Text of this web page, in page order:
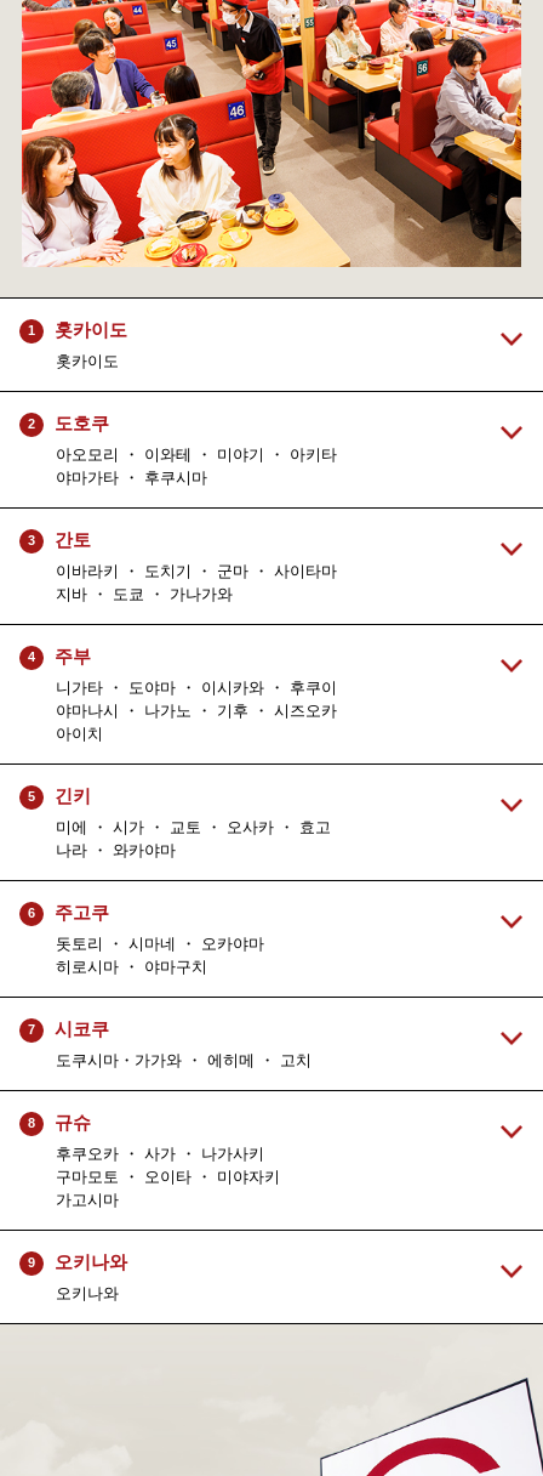
1 홋카이도
홋카이도
2 도호쿠
아오모리 ・ 이와테 ・ 미야기 ・ 아키타
야마가타 ・ 후쿠시마
3 간토
이바라키 ・ 도치기 ・ 군마 ・ 사이타마
지바 ・ 도쿄 ・ 가나가와
4 주부
니가타 ・ 도야마 ・ 이시카와 ・ 후쿠이
야마나시 ・ 나가노 ・ 기후 ・ 시즈오카
아이치
5 긴키
미에 ・ 시가 ・ 교토 ・ 오사카 ・ 효고
나라 ・ 와카야마
6 주고쿠
돗토리 ・ 시마네 ・ 오카야마
히로시마 ・ 야마구치
7 시코쿠
도쿠시마・가가와 ・ 에히메 ・ 고치
8 규슈
후쿠오카 ・ 사가 ・ 나가사키
구마모토 ・ 오이타 ・ 미야자키
가고시마
9 오키나와
오키나와